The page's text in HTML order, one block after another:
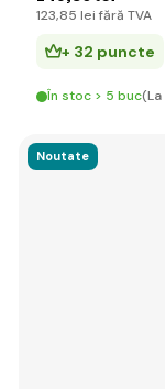
123,85 lei fără TVA
+ 32 puncte
În stoc > 5 buc
Noutate